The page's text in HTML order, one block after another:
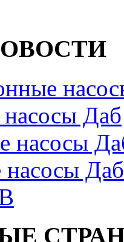
Даб
насосы
насосы Даб